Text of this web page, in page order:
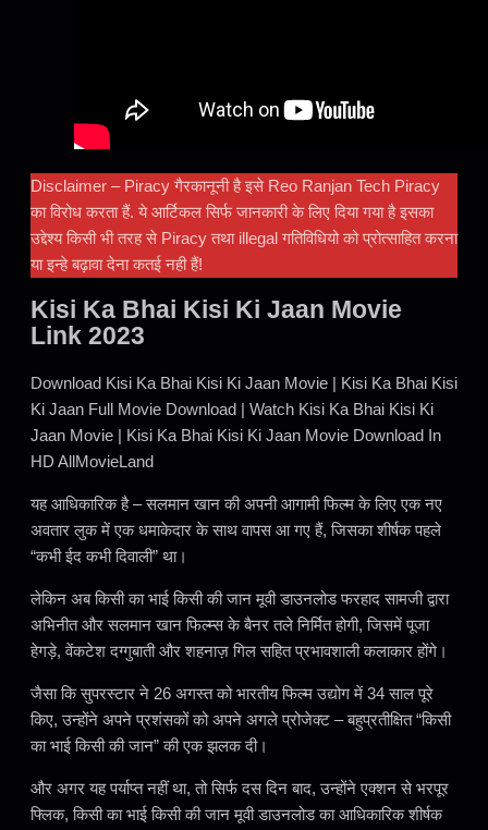
Disclaimer – Piracy गैरकानूनी है इसे Reo Ranjan Tech Piracy
का विरोध करता हैं. ये आर्टिकल सिर्फ जानकारी के लिए दिया गया है इसका
उद्देश्य किसी भी तरह से Piracy तथा illegal गतिविधियो को प्रोत्साहित करना
या इन्हे बढ़ावा देना कतई नही हैं!
Kisi Ka Bhai Kisi Ki Jaan Movie
Link 2023
Download Kisi Ka Bhai Kisi Ki Jaan Movie | Kisi Ka Bhai Kisi
Ki Jaan Full Movie Download | Watch Kisi Ka Bhai Kisi Ki
Jaan Movie | Kisi Ka Bhai Kisi Ki Jaan Movie Download In
HD AllMovieLand
यह आधिकारिक है – सलमान खान की अपनी आगामी फिल्म के लिए एक नए
अवतार लुक में एक धमाकेदार के साथ वापस आ गए हैं, जिसका शीर्षक पहले
“कभी ईद कभी दिवाली” था।
लेकिन अब किसी का भाई किसी की जान मूवी डाउनलोड फरहाद सामजी द्वारा
अभिनीत और सलमान खान फिल्म्स के बैनर तले निर्मित होगी, जिसमें पूजा
हेगड़े, वेंकटेश दग्गुबाती और शहनाज़ गिल सहित प्रभावशाली कलाकार होंगे।
जैसा कि सुपरस्टार ने 26 अगस्त को भारतीय फिल्म उद्योग में 34 साल पूरे
किए, उन्होंने अपने प्रशंसकों को अपने अगले प्रोजेक्ट – बहुप्रतीक्षित “किसी
का भाई किसी की जान” की एक झलक दी।
और अगर यह पर्याप्त नहीं था, तो सिर्फ दस दिन बाद, उन्होंने एक्शन से भरपूर
फ्लिक, किसी का भाई किसी की जान मूवी डाउनलोड का आधिकारिक शीर्षक